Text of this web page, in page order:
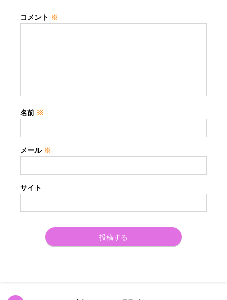
コメント ※
名前 ※
メール ※
サイト